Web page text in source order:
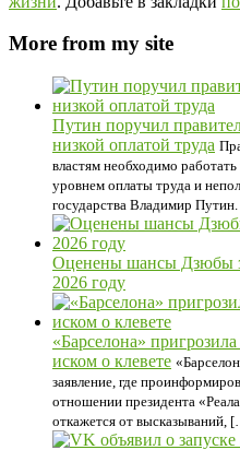
More from my site
Путин поручил
низкой оплатой труда
властям необходимо
уровнем оплаты труда и
государства Владимир
Оценены шансы Дзюбы
2026 году
«Барселона»
иском о клевете
заявление, где
отношении президента
откажется от высказываний,